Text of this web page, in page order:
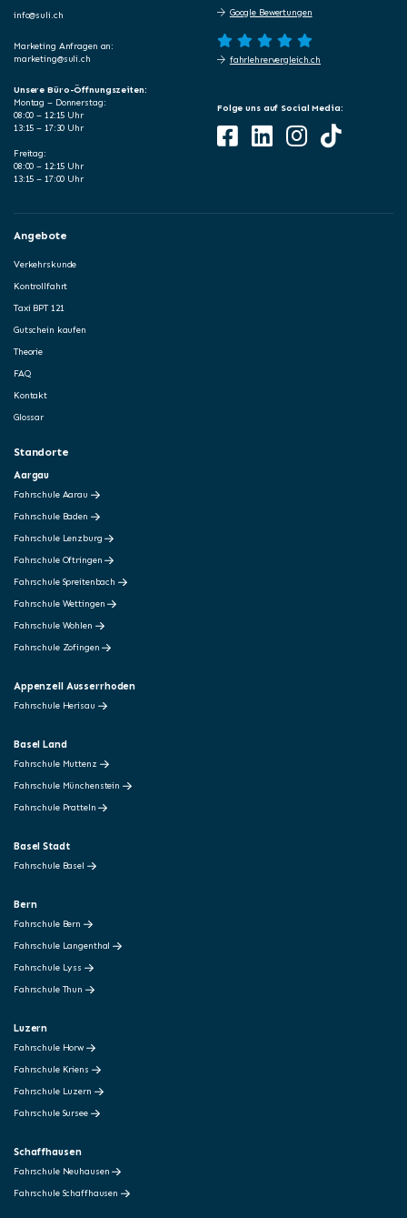
info@suli.ch
Marketing Anfragen an:
marketing@suli.ch
Google Bewertungen
fahrlehrervergleich.ch
Unsere Büro-Öffnungszeiten:
Montag – Donnerstag:
08:00 – 12:15 Uhr
13:15 – 17:30 Uhr
Freitag:
08:00 – 12:15 Uhr
13:15 – 17:00 Uhr
Folge uns auf Social Media:
Angebote
Verkehrskunde
Kontrollfahrt
Taxi BPT 121
Gutschein kaufen
Theorie
FAQ
Kontakt
Glossar
Standorte
Aargau
Fahrschule Aarau
Fahrschule Baden
Fahrschule Lenzburg
Fahrschule Oftringen
Fahrschule Spreitenbach
Fahrschule Wettingen
Fahrschule Wohlen
Fahrschule Zofingen
Appenzell Ausserrhoden
Fahrschule Herisau
Basel Land
Fahrschule Muttenz
Fahrschule Münchenstein
Fahrschule Pratteln
Basel Stadt
Fahrschule Basel
Bern
Fahrschule Bern
Fahrschule Langenthal
Fahrschule Lyss
Fahrschule Thun
Luzern
Fahrschule Horw
Fahrschule Kriens
Fahrschule Luzern
Fahrschule Sursee
Schaffhausen
Fahrschule Neuhausen
Fahrschule Schaffhausen